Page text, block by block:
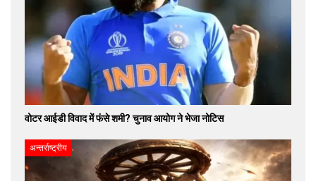
वोटर आईडी विवाद में फंसे शमी? चुनाव आयोग ने भेजा नोटिस
अन्तर्राष्ट्रीय